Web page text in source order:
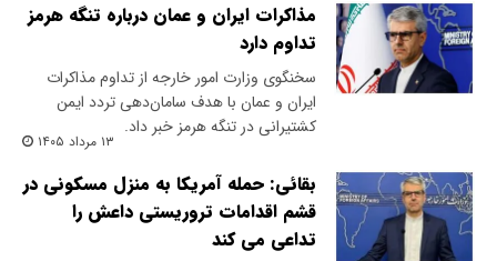
مذاکرات ایران و عمان درباره تنگه هرمز
تداوم دارد
سخنگوی وزارت امور خارجه از تداوم مذاکرات
ایران و عمان با هدف سامان‌دهی تردد ایمن
کشتیرانی در تنگه هرمز خبر داد.
۱۳ مرداد ۱۴۰۵
بقائی: حمله آمریکا به منزل مسکونی در
قشم اقدامات تروریستی داعش را
تداعی می کند